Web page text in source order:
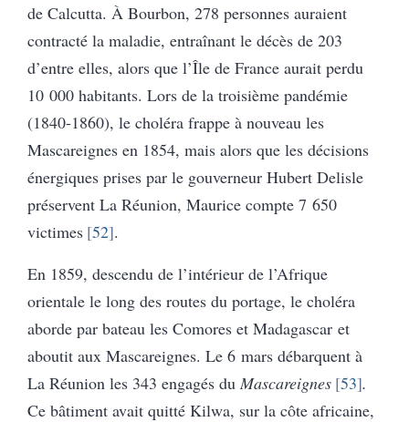
de Calcutta. À Bourbon, 278 personnes auraient
contracté la maladie, entraînant le décès de 203
d’entre elles, alors que l’Île de France aurait perdu
10 000 habitants. Lors de la troisième pandémie
(1840-1860), le choléra frappe à nouveau les
Mascareignes en 1854, mais alors que les décisions
énergiques prises par le gouverneur Hubert Delisle
préservent La Réunion, Maurice compte 7 650
victimes 52 .
En 1859, descendu de l’intérieur de l’Afrique
orientale le long des routes du portage, le choléra
aborde par bateau les Comores et Madagascar et
aboutit aux Mascareignes. Le 6 mars débarquent à
La Réunion les 343 engagés du Mascareignes 53 .
Ce bâtiment avait quitté Kilwa, sur la côte africaine,